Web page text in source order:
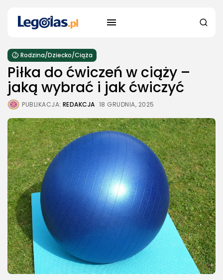
Rodzina/Dziecko/Ciąża
Piłka do ćwiczeń w ciąży –
jaką wybrać i jak ćwiczyć
PUBLIKACJA: REDAKCJA 18 GRUDNIA, 2025